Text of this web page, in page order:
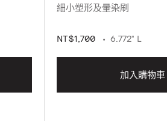
細小塑形及暈染刷
NT$1,700 6.772" L
加入購物車